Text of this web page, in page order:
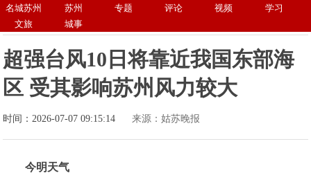
名城苏州 苏州 专题 评论 视频
学习
文旅
城事
超强台风10日将靠近我国东部海
区 受其影响苏州风力较大
时间：2026-07-07 09:15:14 来源：姑苏晚报
今明天气